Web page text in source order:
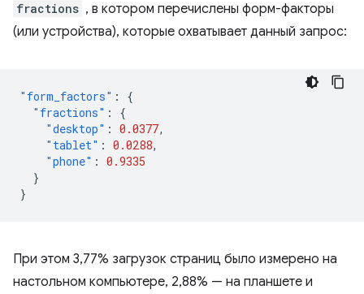
fractions , в котором перечислены форм-факторы
(или устройства), которые охватывает данный запрос:
"form_factors" :
{
"fractions" :
{
"desktop" : 0.0377,
"tablet" : 0.0288,
"phone" : 0.9335
}
}
При этом 3,77% загрузок страниц было измерено на
настольном компьютере, 2,88% — на планшете и